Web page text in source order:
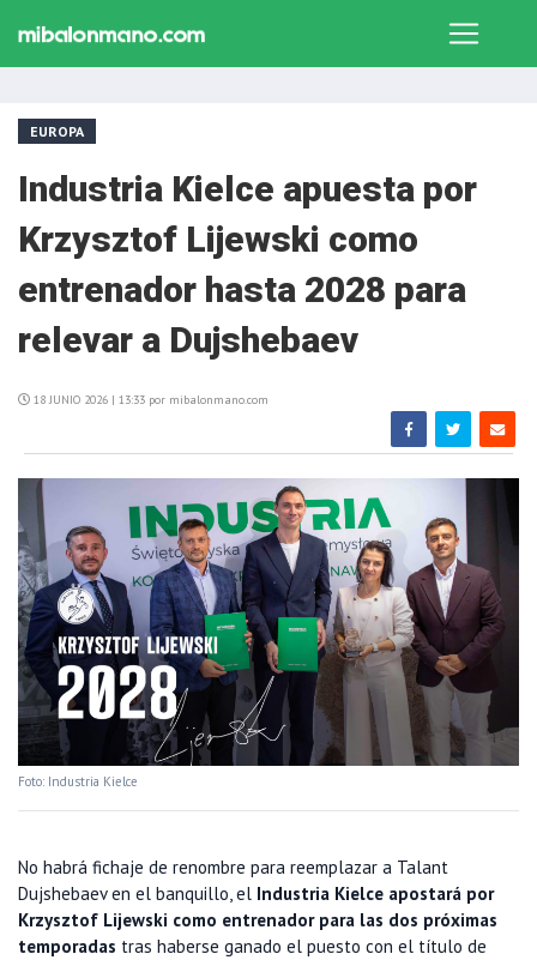
EUROPA
Industria Kielce apuesta por
Krzysztof Lijewski como
entrenador hasta 2028 para
relevar a Dujshebaev
18 JUNIO 2026 | 13:33 por mibalonmano.com
Foto: Industria Kielce
No habrá fichaje de renombre para reemplazar a Talant
Dujshebaev en el banquillo, el Industria Kielce apostará por
Krzysztof Lijewski como entrenador para las dos próximas
temporadas tras haberse ganado el puesto con el título de